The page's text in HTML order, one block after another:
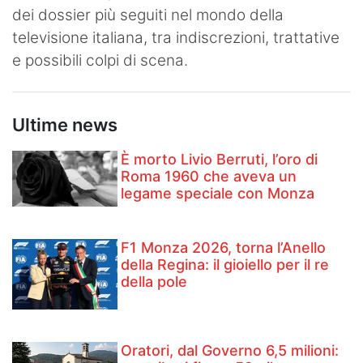
dei dossier più seguiti nel mondo della
televisione italiana, tra indiscrezioni, trattative
e possibili colpi di scena.
Ultime news
È morto Livio Berruti, l’oro di
Roma 1960 che aveva un
legame speciale con Monza
F1 Monza 2026, torna l’Anello
della Regina: il gioiello per il re
della pole
Oratori, dal Governo 6,5 milioni: